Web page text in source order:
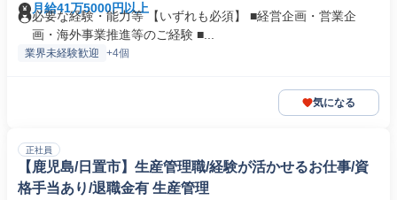
月給41万5000円以上
必要な経験・能力等 【いずれも必須】 ■経営企画・営業企
画・海外事業推進等のご経験 ■...
業界未経験歓迎 +4個
気になる
正社員
【鹿児島/日置市】生産管理職/経験が活かせるお仕事/資
格手当あり/退職金有 生産管理